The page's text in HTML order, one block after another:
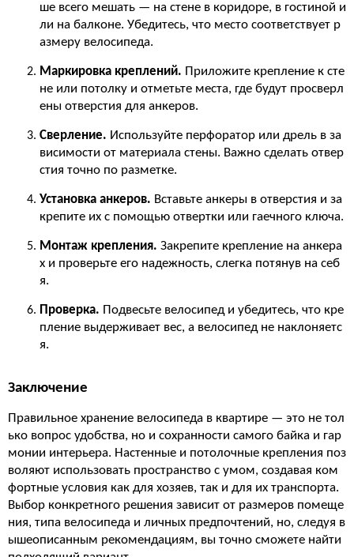
ше всего мешать — на стене в коридоре, в гостиной и
ли на балконе. Убедитесь, что место соответствует р
азмеру велосипеда.
Маркировка креплений. Приложите крепление к сте
не или потолку и отметьте места, где будут просверл
ены отверстия для анкеров.
Сверление. Используйте перфоратор или дрель в за
висимости от материала стены. Важно сделать отвер
стия точно по разметке.
Установка анкеров. Вставьте анкеры в отверстия и за
крепите их с помощью отвертки или гаечного ключа.
Монтаж крепления. Закрепите крепление на анкера
х и проверьте его надежность, слегка потянув на себ
я.
Проверка. Подвесьте велосипед и убедитесь, что кре
пление выдерживает вес, а велосипед не наклоняетс
я.
Заключение
Правильное хранение велосипеда в квартире — это не тол
ько вопрос удобства, но и сохранности самого байка и гар
монии интерьера. Настенные и потолочные крепления поз
воляют использовать пространство с умом, создавая ком
фортные условия как для хозяев, так и для их транспорта.
Выбор конкретного решения зависит от размеров помеще
ния, типа велосипеда и личных предпочтений, но, следуя в
ышеописанным рекомендациям, вы точно сможете найти